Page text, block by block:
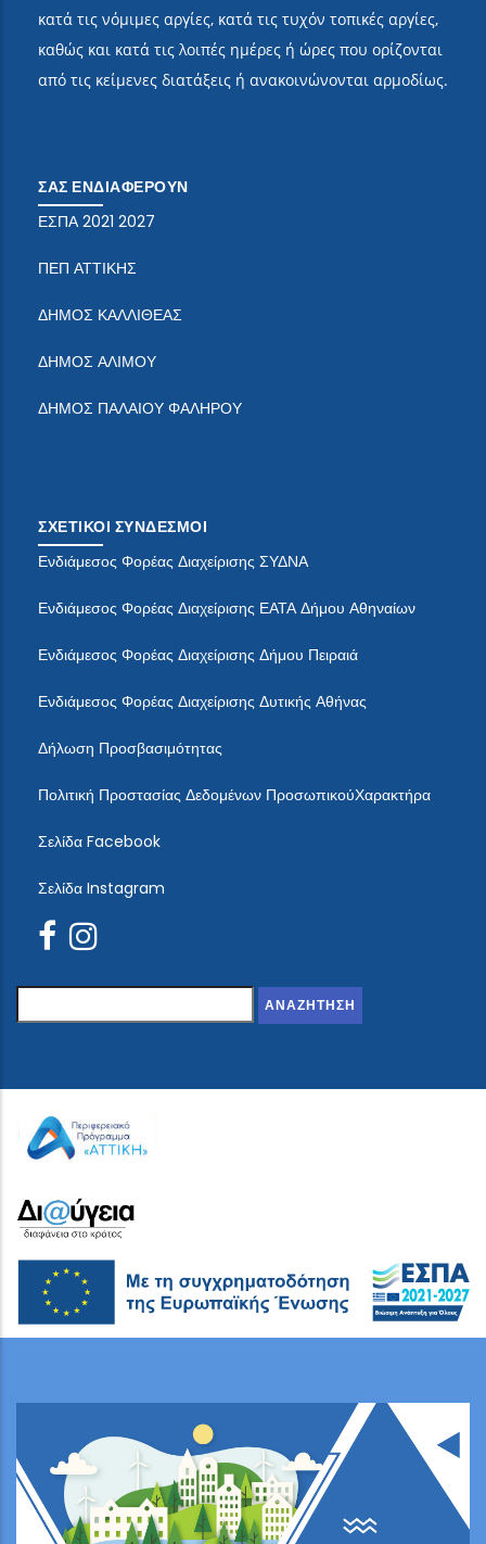
κατά τις νόμιμες αργίες, κατά τις τυχόν τοπικές αργίες,
καθώς και κατά τις λοιπές ημέρες ή ώρες που ορίζονται
από τις κείμενες διατάξεις ή ανακοινώνονται αρμοδίως.
ΣΑΣ ΕΝΔΙΑΦΕΡΟΥΝ
ΕΣΠΑ 2021 2027
ΠΕΠ ΑΤΤΙΚΗΣ
ΔΗΜΟΣ ΚΑΛΛΙΘΕΑΣ
ΔΗΜΟΣ ΑΛΙΜΟΥ
ΔΗΜΟΣ ΠΑΛΑΙΟΥ ΦΑΛΗΡΟΥ
ΣΧΕΤΙΚΟΙ ΣΥΝΔΕΣΜΟΙ
Ενδιάμεσος Φορέας Διαχείρισης ΣΥΔΝΑ
Ενδιάμεσος Φορέας Διαχείρισης ΕΑΤΑ Δήμου Αθηναίων
Ενδιάμεσος Φορέας Διαχείρισης Δήμου Πειραιά
Ενδιάμεσος Φορέας Διαχείρισης Δυτικής Αθήνας
Δήλωση Προσβασιμότητας
Πολιτική Προστασίας Δεδομένων ΠροσωπικούΧαρακτήρα
Σελίδα Facebook
Σελίδα Instagram